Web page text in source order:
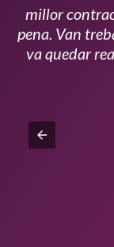
millor
pena. Van
va quedar